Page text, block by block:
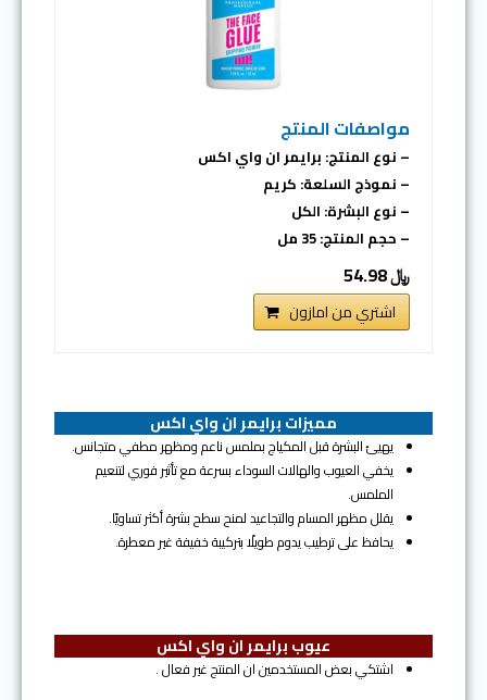
مواصفات المنتج
– نوع المنتج: برايمر ان واي اكس
– نموذج السلعة: كريم
– نوع البشرة: الكل
– حجم المنتج: 35 مل
﷼ 54.98
اشتري من امازون
مميزات برايمر ان واي اكس
يهيئ البشرة قبل المكياج بملمس ناعم ومظهر مطفي متجانس.
يخفي العيوب والهالات السوداء بسرعة مع تأثير فوري لتنعيم
الملمس.
يقلل مظهر المسام والتجاعيد لمنح سطح بشرة أكثر تساويًا.
يحافظ على ترطيب يدوم طويلًا بتركيبة خفيفة غير معطرة.
عيوب برايمر ان واي اكس
اشتكي بعض المستخدمين ان المنتج غير فعال .